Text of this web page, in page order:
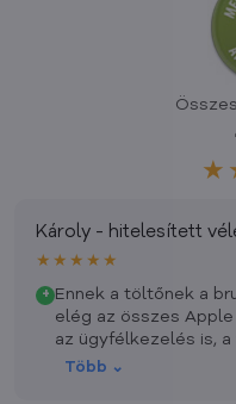
Károly - hitelesített
★★★★★
+ Ennek a töltőnek a
elég az összes
az ügyfélkezelés is,
nyaralásom előtt
Több ⌄